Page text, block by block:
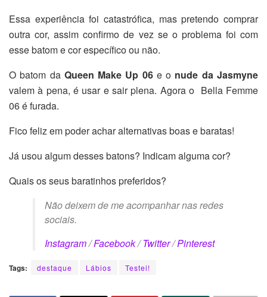
Essa experiência foi catastrófica, mas pretendo comprar
outra cor, assim confirmo de vez se o problema foi com
esse batom e cor específico ou não.
O batom da Queen Make Up 06e o nude da Jasmyne
valem à pena, é usar e sair plena. Agora o Bella Femme
06 é furada.
Fico feliz em poder achar alternativas boas e baratas!
Já usou algum desses batons? Indicam alguma cor?
Quais os seus baratinhos preferidos?
Não deixem de me acompanhar nas redes
sociais.
Instagram/Facebook/Twitter/Pinterest
Tags: destaque Lábios Testei!